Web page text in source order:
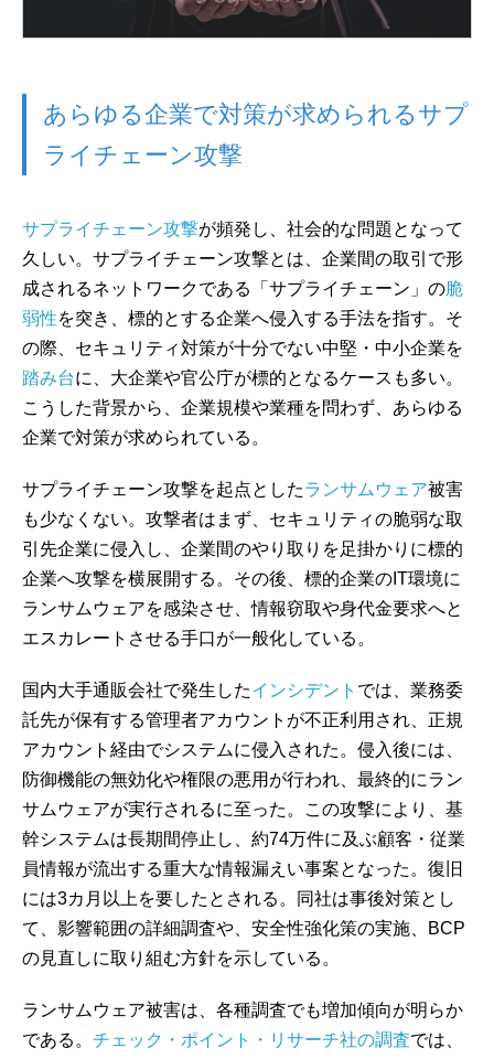
あらゆる企業で対策が求められるサプ
ライチェーン攻撃
サプライチェーン攻撃が頻発し、社会的な問題となって
久しい。サプライチェーン攻撃とは、企業間の取引で形
成されるネットワークである「サプライチェーン」の脆
弱性を突き、標的とする企業へ侵入する手法を指す。そ
の際、セキュリティ対策が十分でない中堅・中小企業を
踏み台に、大企業や官公庁が標的となるケースも多い。
こうした背景から、企業規模や業種を問わず、あらゆる
企業で対策が求められている。
サプライチェーン攻撃を起点としたランサムウェア被害
も少なくない。攻撃者はまず、セキュリティの脆弱な取
引先企業に侵入し、企業間のやり取りを足掛かりに標的
企業へ攻撃を横展開する。その後、標的企業のIT環境に
ランサムウェアを感染させ、情報窃取や身代金要求へと
エスカレートさせる手口が一般化している。
国内大手通販会社で発生したインシデント では、業務委
託先が保有する管理者アカウントが不正利用され、正規
アカウント経由でシステムに侵入された。侵入後には、
防御機能の無効化や権限の悪用が行われ、最終的にラン
サムウェアが実行されるに至った。この攻撃により、基
幹システムは長期間停止し、約74万件に及ぶ顧客・従業
員情報が流出する重大な情報漏えい事案となった。復旧
には3カ月以上を要したとされる。同社は事後対策とし
て、影響範囲の詳細調査や、安全性強化策の実施、BCP
の見直しに取り組む方針を示している。
ランサムウェア被害は、各種調査でも増加傾向が明らか
である。 チェック・ポイント・リサーチ社の調査では、